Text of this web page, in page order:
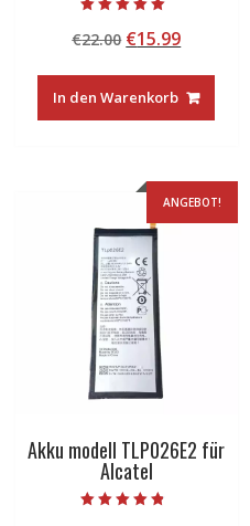
5.00
von 5
€22.00 Ursprünglicher
war:
€22.00
€15.99Aktueller
ist:
€15.99.
In den Warenkorb
ANGEBOT!
Akku modell TLP026E2 für
Alcatel